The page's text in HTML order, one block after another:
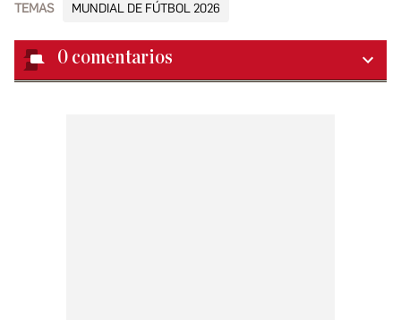
TEMAS MUNDIAL DE FÚTBOL 2026
0 comentarios